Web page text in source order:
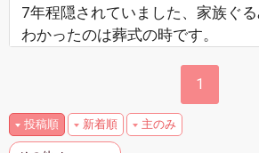
7年程隠されていました、家族ぐる
わかったのは葬式の時です。
1
投稿順 新着順 主のみ